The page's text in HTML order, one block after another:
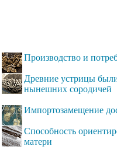
Производство и
Древние устрицы
нынешних сородичей
Импортозамещение
Способность
матери